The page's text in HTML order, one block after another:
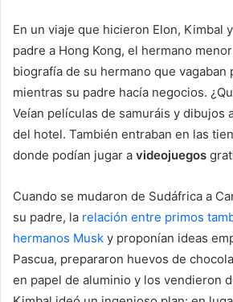
En un viaje que hicieron Elon, Kimbal
padre a Hong Kong, el hermano
biografía de su hermano que vagaban
mientras su padre hacía negocios.
Veían películas de samuráis y dibujos
del hotel. También entraban en las
donde podían jugar a videojuegos
Cuando se mudaron de Sudáfrica a
su padre, la relación entre primos
hermanos Musk y proponían ideas
Pascua, prepararon huevos de
en papel de aluminio y los vendieron